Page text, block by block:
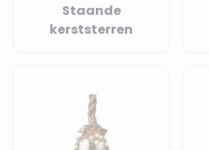
Staande
kerststerren